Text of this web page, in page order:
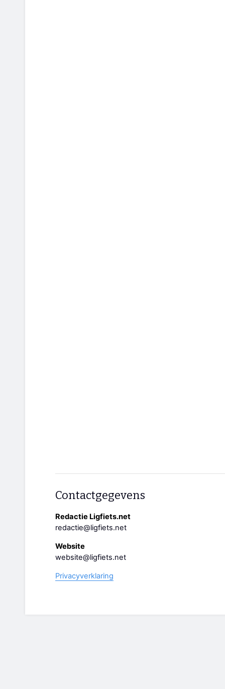
Contactgegevens
Redactie Ligfiets.net
redactie@ligfiets.net
Website
website@ligfiets.net
Privacyverklaring